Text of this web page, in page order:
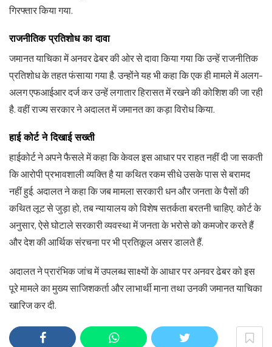
गिरफ्तार किया गया.
राजनीतिक प्रतिशोध का दावा
जमानत याचिका में अनवर ढेबर की ओर से दावा किया गया कि उन्हें राजनीतिक
प्रतिशोध के तहत फंसाया गया है. उन्होंने यह भी कहा कि एक ही मामले में अलग-
अलग एफआईआर दर्ज कर उन्हें लगातार हिरासत में रखने की कोशिश की जा रही
है. वहीं राज्य सरकार ने अदालत में जमानत का कड़ा विरोध किया.
हाई कोर्ट ने दिखाई सख्‍ती
हाईकोर्ट ने अपने फैसले में कहा कि केवल इस आधार पर राहत नहीं दी जा सकती
कि आरोपी प्रभावशाली व्यक्ति है या कथित रकम सीधे उसके पास से बरामद
नहीं हुई. अदालत ने कहा कि जब मामला सरकारी धन और जनता के पैसों की
कथित लूट से जुड़ा हो, तब न्यायालय को विशेष सतर्कता बरतनी चाहिए. कोर्ट के
अनुसार, ऐसे घोटाले सरकारी व्यवस्था में जनता के भरोसे को कमजोर करते हैं
और देश की आर्थिक संरचना पर भी प्रतिकूल असर डालते हैं.
अदालत ने प्रारंभिक जांच में उपलब्ध साक्ष्यों के आधार पर अनवर ढेबर को इस
पूरे मामले का मुख्य साजिशकर्ता और लाभार्थी माना तथा उनकी जमानत याचिका
खारिज कर दी.